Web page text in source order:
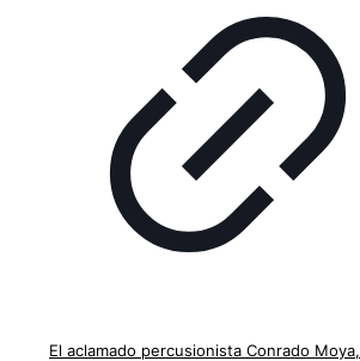
El aclamado percusionista Conrado Moya,